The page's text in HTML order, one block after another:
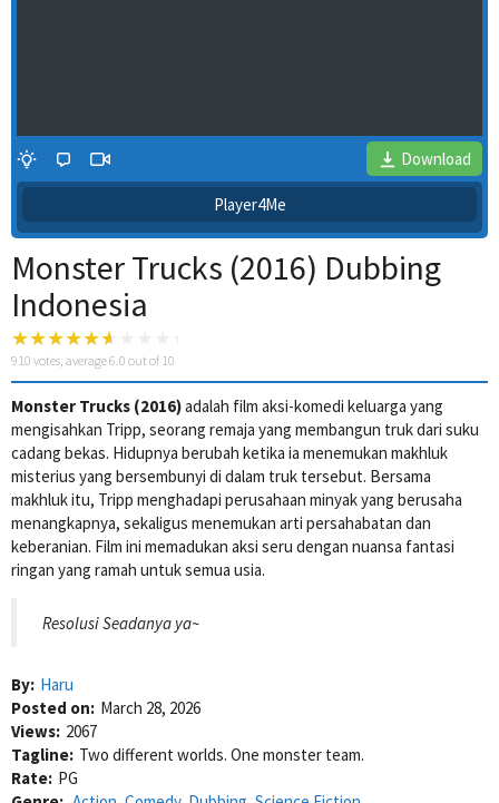
4 Wait Time
Download
Player4Me
Monster Trucks (2016) Dubbing
Indonesia
910 votes, average6.0 out of 10
Monster Trucks (2016)adalah film aksi-komedi keluarga yang
mengisahkan Tripp, seorang remaja yang membangun truk dari suku
cadang bekas. Hidupnya berubah ketika ia menemukan makhluk
misterius yang bersembunyi di dalam truk tersebut. Bersama
makhluk itu, Tripp menghadapi perusahaan minyak yang berusaha
menangkapnya, sekaligus menemukan arti persahabatan dan
keberanian. Film ini memadukan aksi seru dengan nuansa fantasi
ringan yang ramah untuk semua usia.
Resolusi Seadanya ya~
By: Haru
Posted on: March 28, 2026
Views: 2067
Tagline: Two different worlds. One monster team.
Rate: PG